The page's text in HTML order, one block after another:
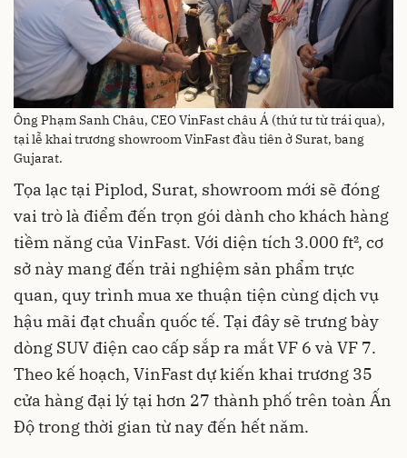
Ông Phạm Sanh Châu, CEO VinFast châu Á (thứ tư từ trái qua),
tại lễ khai trương showroom VinFast đầu tiên ở Surat, bang
Gujarat.
Tọa lạc tại Piplod, Surat, showroom mới sẽ đóng
vai trò là điểm đến trọn gói dành cho khách hàng
tiềm năng của VinFast. Với diện tích 3.000 ft², cơ
sở này mang đến trải nghiệm sản phẩm trực
quan, quy trình mua xe thuận tiện cùng dịch vụ
hậu mãi đạt chuẩn quốc tế. Tại đây sẽ trưng bày
dòng SUV điện cao cấp sắp ra mắt VF 6 và VF 7.
Theo kế hoạch, VinFast dự kiến khai trương 35
cửa hàng đại lý tại hơn 27 thành phố trên toàn Ấn
Độ trong thời gian từ nay đến hết năm.